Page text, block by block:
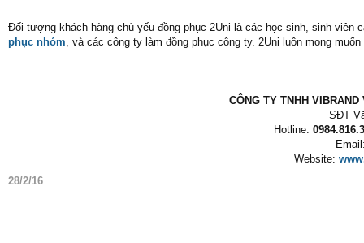
Đối tượng khách hàng chủ yếu đồng phục 2Uni là các học sinh, sinh
phục nhóm, và các công ty làm đồng phục công ty. 2Uni luôn mong
CÔNG TY TNHH
SĐT
Hotline:
Website:
28/2/16